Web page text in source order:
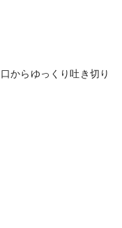
からゆっくり吐き切り